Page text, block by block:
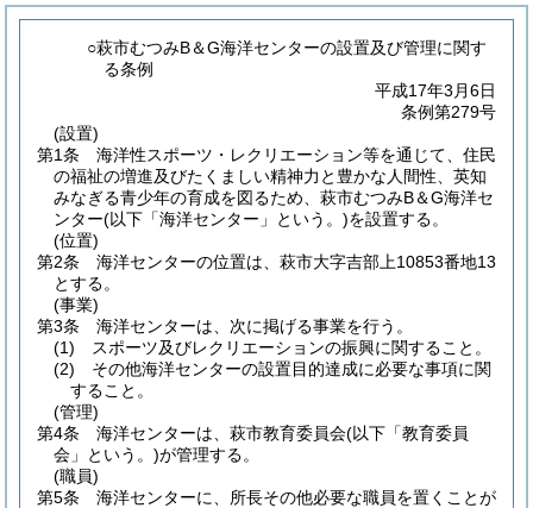
○萩市むつみB＆G海洋センターの設置及び管理に関す
る条例
平成17年3月6日
条例第279号
(設置)
第1条
海洋性スポーツ・レクリエーション等を通じて、住民
の福祉の増進及びたくましい精神力と豊かな人間性、英知
みなぎる青少年の育成を図るため、萩市むつみB＆G海洋セ
ンター(以下「海洋センター」という。)を設置する。
(位置)
第2条
海洋センターの位置は、萩市大字吉部上10853番地13
とする。
(事業)
第3条
海洋センターは、次に掲げる事業を行う。
(1)
スポーツ及びレクリエーションの振興に関すること。
(2)
その他海洋センターの設置目的達成に必要な事項に関
すること。
(管理)
第4条
海洋センターは、萩市教育委員会(以下「教育委員
会」という。)が管理する。
(職員)
第5条
海洋センターに、所長その他必要な職員を置くことが